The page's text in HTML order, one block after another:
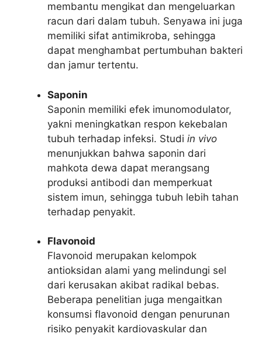
membantu mengikat dan mengeluarkan
racun dari dalam tubuh. Senyawa ini juga
memiliki sifat antimikroba, sehingga
dapat menghambat pertumbuhan bakteri
dan jamur tertentu.
Saponin
Saponin memiliki efek imunomodulator,
yakni meningkatkan respon kekebalan
tubuh terhadap infeksi. Studi in vivo
menunjukkan bahwa saponin dari
mahkota dewa dapat merangsang
produksi antibodi dan memperkuat
sistem imun, sehingga tubuh lebih tahan
terhadap penyakit.
Flavonoid
Flavonoid merupakan kelompok
antioksidan alami yang melindungi sel
dari kerusakan akibat radikal bebas.
Beberapa penelitian juga mengaitkan
konsumsi flavonoid dengan penurunan
risiko penyakit kardiovaskular dan